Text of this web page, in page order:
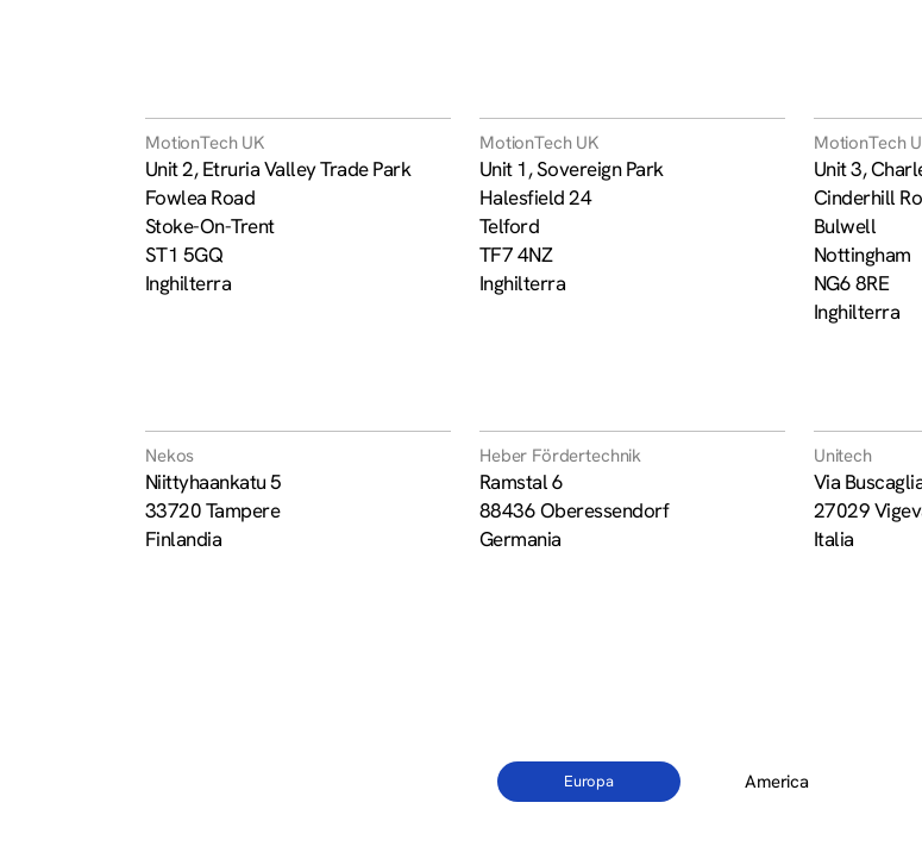
MotionTech UK
Unit 2, Etruria Valley Trade Park
Fowlea Road
Stoke-On-Trent
ST1 5GQ
Inghilterra
MotionTech UK
Unit 1, Sovereign Park
Halesfield 24
Telford
TF7 4NZ
Inghilterra
MotionTech
Unit 3,
Cinderhill
Bulwell
Nottingham
NG6 8RE
Inghilterra
Nekos
Niittyhaankatu 5
33720 Tampere
Finlandia
Heber Fördertechnik
Ramstal 6
88436 Oberessendorf
Germania
Unitech
Via
27029
Italia
Europa America